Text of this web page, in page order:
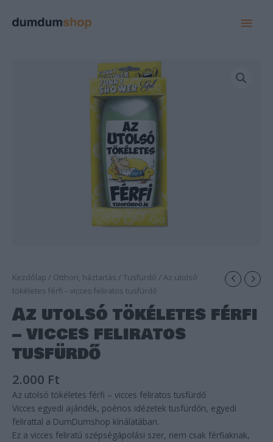
Kezdőlap / Otthon, háztartás / Tusfürdő / Az utolsó
tökéletes férfi – vicces feliratos tusfürdő
Az utolsó tökéletes férfi
– vicces feliratos
tusfürdő
2.000 Ft
Az utolsó tökéletes férfi – vicces feliratos tusfürdő
Vicces egyedi ajándék, poénos idézetek tusfürdőn, egyedi
felirattal a DumDumshop kínálatában.
Ez a vicces feliratú szépségápolási szer, nem csak férfiaknak,